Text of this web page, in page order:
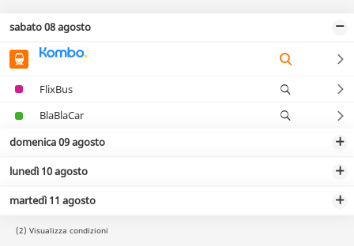
sabato 08 agosto
FlixBus
BlaBlaCar
domenica 09 agosto
lunedì 10 agosto
martedì 11 agosto
(2) Visualizza condizioni